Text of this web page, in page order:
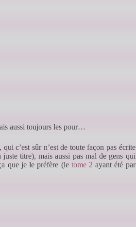
aussi toujours les pour…
, qui c’est sûr n’est de toute façon pas écrite
juste titre), mais aussi pas mal de gens qui
que je le préfère (le tome 2 ayant été par